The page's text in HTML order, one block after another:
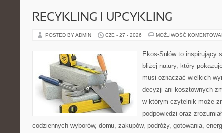
RECYKLING I UPCYKLING
POSTED BY ADMIN CZE - 27 - 2026 MOŻLIWOŚĆ
Ekos-Sułów to inspirujący
bliżej natury, który
musi oznaczać wielkich
decyzji ani kosztownych
w którym czytelnik może
podpowiedzi oraz
codziennych wyborów, domu, zakupów, podróży, gotowania,